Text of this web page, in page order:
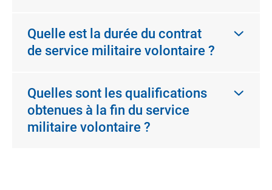
Quelle est la durée du contrat
de service militaire volontaire ?
Quelles sont les qualifications
obtenues à la fin du service
militaire volontaire ?